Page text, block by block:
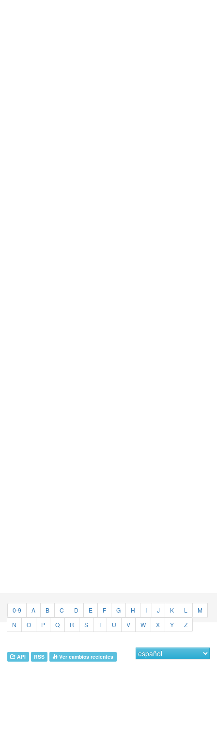
0-9 A B C D E F G H I J K L
M
N
O P Q R S T U V W X Y Z
API RSS Ver cambios recientes